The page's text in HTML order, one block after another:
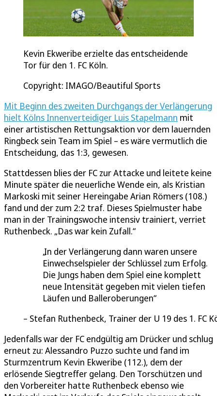
Kevin Ekweribe erzielte das entscheidende
Tor für den 1. FC Köln.
Copyright: IMAGO/Beautiful Sports
Mit Beginn des zweiten Durchgangs der Verlängerung
hielt Kölns Innenverteidiger Luis Stapelmann mit
einer artistischen Rettungsaktion vor dem lauernden
Ringbeck sein Team im Spiel – es wäre vermutlich die
Entscheidung, das 1:3, gewesen.
Stattdessen blies der FC zur Attacke und leitete keine
Minute später die neuerliche Wende ein, als Kristian
Markoski mit seiner Hereingabe Arian Römers (108.)
fand und der zum 2:2 traf. Dieses Spielmuster habe
man in der Trainingswoche intensiv trainiert, verriet
Ruthenbeck. „Das war kein Zufall.“
In der Verlängerung dann waren unsere
Einwechselspieler der Schlüssel zum Erfolg.
Die Jungs haben dem Spiel eine komplett
neue Intensität gegeben mit vielen tiefen
Läufen und Balleroberungen
Stefan Ruthenbeck, Trainer der U 19 des 1. FC
Jedenfalls war der FC endgültig am Drücker und schlug
erneut zu: Alessandro Puzzo suchte und fand im
Sturmzentrum Kevin Ekweribe (112.), dem der
erlösende Siegtreffer gelang. Den Torschützen und
den Vorbereiter hatte Ruthenbeck ebenso wie